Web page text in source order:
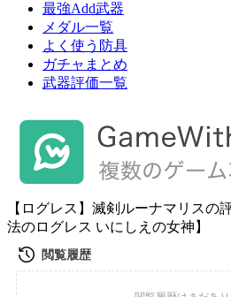
最強Add武器
メダル一覧
よく使う防具
ガチャまとめ
武器評価一覧
【ログレス】滅剣ルーナマリスの
法のログレス いにしえの女神】